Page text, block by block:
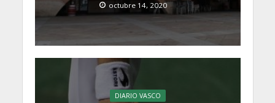
octubre 14, 2020
DIARIO VASCO